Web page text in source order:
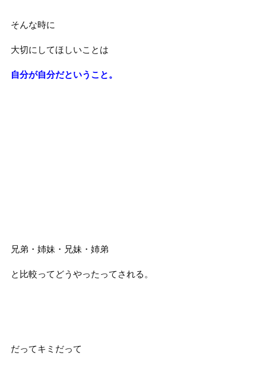
そんな時に
大切にしてほしいことは
自分が自分だということ。
兄弟・姉妹・兄妹・姉弟
と比較ってどうやったってされる。
だってキミだって